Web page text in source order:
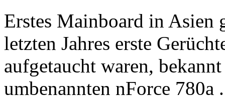
Erstes Mainboard in Asien
letzten Jahres erste
aufgetaucht waren,
umbenannten nForce 780a